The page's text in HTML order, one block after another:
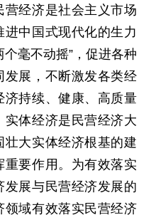
经济是社会主义市场
中国式现代化的生力
毫不动摇”，促进各种
发展，不断激发各类经
持续、健康、高质量
体经济是民营经济大
大实体经济根基的建
要作用。为有效落实
发展与民营经济发展的
域有效落实民营经济